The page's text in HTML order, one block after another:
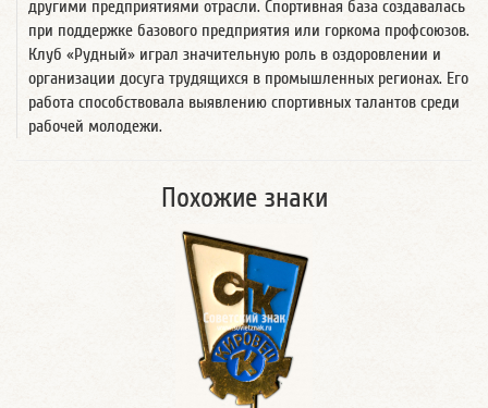
другими предприятиями отрасли. Спортивная база создавалась
при поддержке базового предприятия или горкома профсоюзов.
Клуб «Рудный» играл значительную роль в оздоровлении и
организации досуга трудящихся в промышленных регионах. Его
работа способствовала выявлению спортивных талантов среди
рабочей молодежи.
Похожие знаки